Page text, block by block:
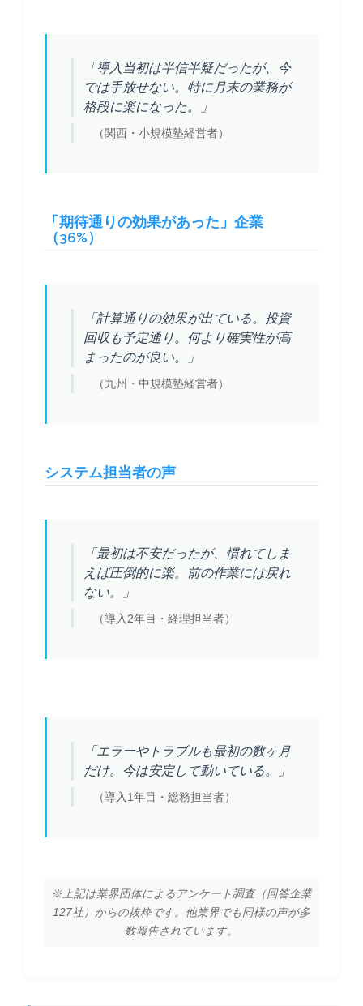
「導入当初は半信半疑だったが、今
では手放せない。特に月末の業務が
格段に楽になった。」
（関西・小規模塾経営者）
「期待通りの効果があった」企業
（36%）
「計算通りの効果が出ている。投資
回収も予定通り。何より確実性が高
まったのが良い。」
（九州・中規模塾経営者）
システム担当者の声
「最初は不安だったが、慣れてしま
えば圧倒的に楽。前の作業には戻れ
ない。」
（導入2年目・経理担当者）
「エラーやトラブルも最初の数ヶ月
だけ。今は安定して動いている。」
（導入1年目・総務担当者）
※上記は業界団体によるアンケート調査（回答企業
127社）からの抜粋です。他業界でも同様の声が多
数報告されています。